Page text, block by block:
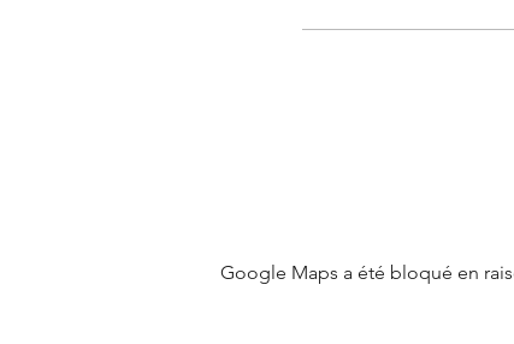
Google Maps a été bloqué en